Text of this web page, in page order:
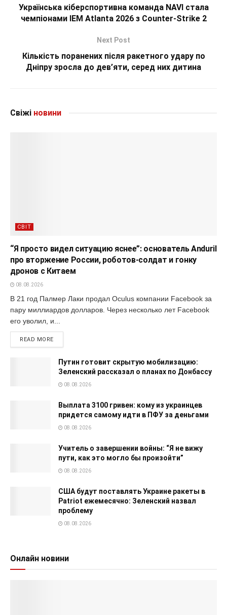
Українська кіберспортивна команда NAVI стала
чемпіонами IEM Atlanta 2026 з Counter-Strike 2
Next Post
Кількість поранених після ракетного удару по
Дніпру зросла до дев’яти, серед них дитина
Свіжі новини
СВІТ
“Я просто видел ситуацию яснее”: основатель Anduril
про вторжение России, роботов-солдат и гонку
дронов с Китаем
08.08.2026
В 21 год Палмер Лаки продал Oculus компании Facebook за
пару миллиардов долларов. Через несколько лет Facebook
его уволил, и...
READ MORE
Путин готовит скрытую мобилизацию:
Зеленский рассказал о планах по Донбассу
08.08.2026
Выплата 3100 гривен: кому из украинцев
придется самому идти в ПФУ за деньгами
08.08.2026
Учитель о завершении войны: “Я не вижу
пути, как это могло бы произойти”
08.08.2026
США будут поставлять Украине ракеты в
Patriot ежемесячно: Зеленский назвал
проблему
08.08.2026
Онлайн новини